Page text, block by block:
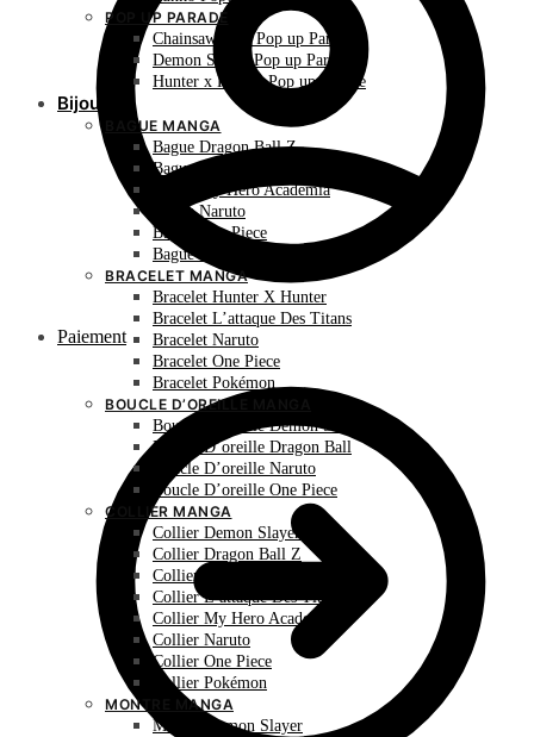
Paiement
POP UP PARADE
Chainsaw Man Pop up Parade
Demon Slayer Pop up Parade
Hunter x Hunter Pop up Parade
Bijoux
BAGUE MANGA
Bague Dragon Ball Z
Bague Hunter X Hunter
Bague My Hero Academia
Bague Naruto
Bague One Piece
Bague Pokémon
BRACELET MANGA
Bracelet Hunter X Hunter
Bracelet L’attaque Des Titans
Bracelet Naruto
Bracelet One Piece
Bracelet Pokémon
BOUCLE D’OREILLE MANGA
Boucle D’oreille Demon Slayer
Boucle D’oreille Dragon Ball
Boucle D’oreille Naruto
Boucle D’oreille One Piece
COLLIER MANGA
Collier Demon Slayer
Collier Dragon Ball Z
Collier Hunter X Hunter
Collier L’attaque Des Titans
Collier My Hero Academia
Collier Naruto
Collier One Piece
Collier Pokémon
MONTRE MANGA
Montre Demon Slayer